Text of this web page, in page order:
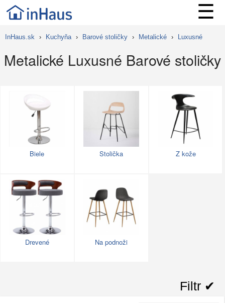
☰
InHaus.sk › Kuchyňa › Barové stoličky › Metalické › Luxusné
Metalické Luxusné Barové stoličky
Biele Stolička Z kože
Drevené Na podnoži
Filtr ✔︎